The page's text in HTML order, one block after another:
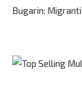
Bugarin: